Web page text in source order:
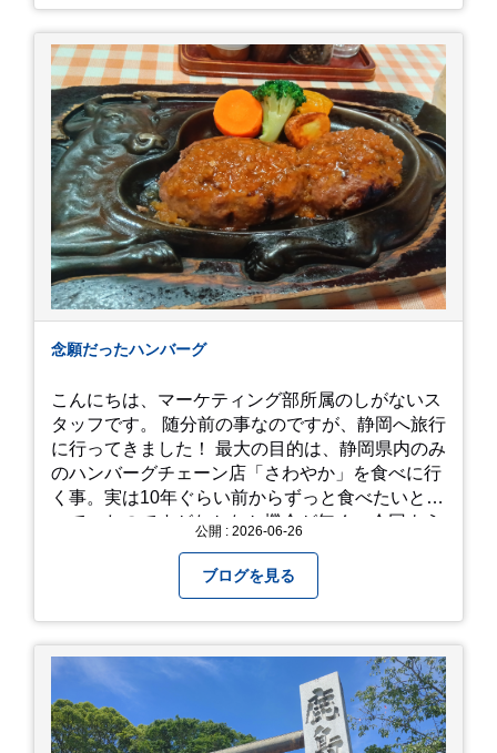
念願だったハンバーグ
こんにちは、マーケティング部所属のしがないス
タッフです。 随分前の事なのですが、静岡へ旅行
に行ってきました！ 最大の目的は、静岡県内のみ
のハンバーグチェーン店「さわやか」を食べに行
く事。実は10年ぐらい前からずっと食べたいと思
っていたのですがなかなか機会が無く、今回よう
って待機する事になったのですが、、10時頃にも
らった整理券で、お店に入れるのは12時過ぎ頃で
した。大人気とは聞いていましたがここまでと
は、、！！ 駅前ショッピングモール内の店舗だっ
たのでお買い物をしつつ待機して遂に入店。ハン
バーグはレアな焼き加減でとってもジューシーで
最高に美味しかったです！！目の前で店員さんが
カットしてくれるのもとっても良かったです。 こ
公開 : 2026-06-26
ブログを見る